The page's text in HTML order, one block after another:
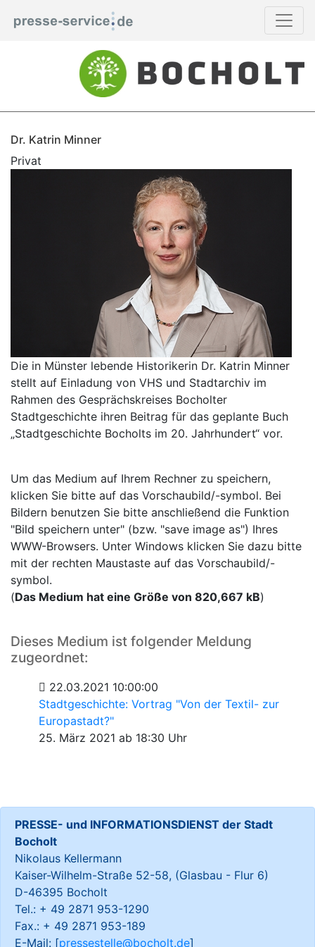
Dr. Katrin Minner
Privat
Die in Münster lebende Historikerin Dr. Katrin Minner
stellt auf Einladung von VHS und Stadtarchiv im
Rahmen des Gesprächskreises Bocholter
Stadtgeschichte ihren Beitrag für das geplante Buch
„Stadtgeschichte Bocholts im 20. Jahrhundert“ vor.
Um das Medium auf Ihrem Rechner zu speichern,
klicken Sie bitte auf das Vorschaubild/-symbol. Bei
Bildern benutzen Sie bitte anschließend die Funktion
"Bild speichern unter" (bzw. "save image as") Ihres
WWW-Browsers. Unter Windows klicken Sie dazu bitte
mit der rechten Maustaste auf das Vorschaubild/-
symbol.
(Das Medium hat eine Größe von 820,667 kB)
Dieses Medium ist folgender Meldung
zugeordnet:
22.03.2021 10:00:00
Stadtgeschichte: Vortrag "Von der Textil- zur
Europastadt?"
25. März 2021 ab 18:30 Uhr
PRESSE- und INFORMATIONSDIENST der Stadt
Bocholt
Nikolaus Kellermann
Kaiser-Wilhelm-Straße 52-58, (Glasbau - Flur 6)
D-46395 Bocholt
Tel.: + 49 2871 953-1290
Fax.: + 49 2871 953-189
E-Mail: [pressestelle@bocholt.de]